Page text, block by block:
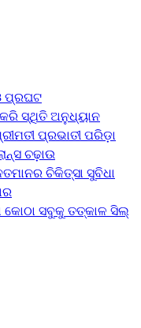
ପ୍ରଘଟ
ସ୍ଥିତି ଅନୁଧ୍ୟାନ
ପ୍ରଭାତୀ ପରିଡ଼ା
ଚଢ଼ାଉ
ଚିକିତ୍ସା ସୁବିଧା
ସବୁକୁ ତତ୍କାଳ ସିଲ୍‌